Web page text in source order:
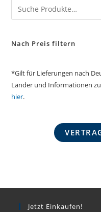
Nach Preis filtern
*Gilt für Lieferungen nach
Länder und Informationen
hier.
Jetzt Einkaufen!